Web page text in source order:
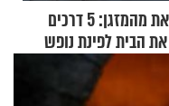
בלי לצאת מהמזגן: 5 דרכים
הבית לפינת נופש